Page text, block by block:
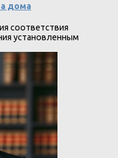
дома
соответствия
установленным